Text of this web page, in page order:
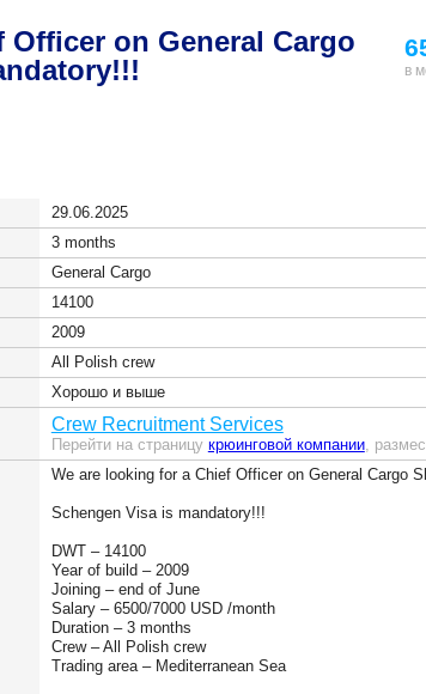
on General Cargo
в
29.06.2025
3 months
General Cargo
14100
2009
All Polish crew
Хорошо и выше
Crew Recruitment Services
Перейти на страницу крюинговой компании,
We are looking for a Chief Officer on General Cargo
Schengen Visa is mandatory!!!
DWT – 14100
Year of build – 2009
Joining – end of June
Salary – 6500/7000 USD /month
Duration – 3 months
Crew – All Polish crew
Trading area – Mediterranean Sea